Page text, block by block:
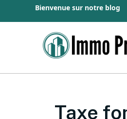
Bienvenue sur notre blog
Taxe